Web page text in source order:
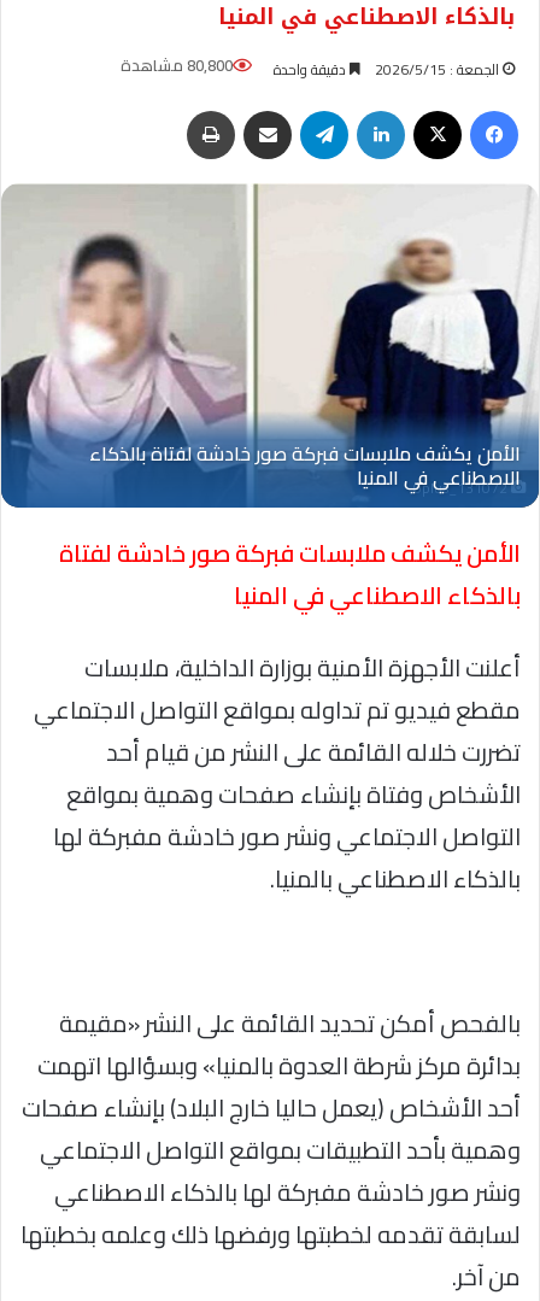
بالذكاء الاصطناعي في المنيا
الجمعة : 2026/5/15 دقيقة واحدة
80,800 مشاهدة
فيسبوك
لينكدإن تيلقرام مشاركة عبر البريد
Oplus_131072
الأمن يكشف ملابسات فبركة صور خادشة لفتاة
بالذكاء الاصطناعي في المنيا
أعلنت الأجهزة الأمنية بوزارة الداخلية، ملابسات
مقطع فيديو تم تداوله بمواقع التواصل الاجتماعي
تضررت خلاله القائمة على النشر من قيام أحد
الأشخاص وفتاة بإنشاء صفحات وهمية بمواقع
التواصل الاجتماعي ونشر صور خادشة مفبركة لها
بالذكاء الاصطناعي بالمنيا.
بالفحص أمكن تحديد القائمة على النشر «مقيمة
بدائرة مركز شرطة العدوة بالمنيا» وبسؤالها اتهمت
أحد الأشخاص (يعمل حاليا خارج البلاد) بإنشاء صفحات
وهمية بأحد التطبيقات بمواقع التواصل الاجتماعي
ونشر صور خادشة مفبركة لها بالذكاء الاصطناعي
لسابقة تقدمه لخطبتها ورفضها ذلك وعلمه بخطبتها
من آخر.